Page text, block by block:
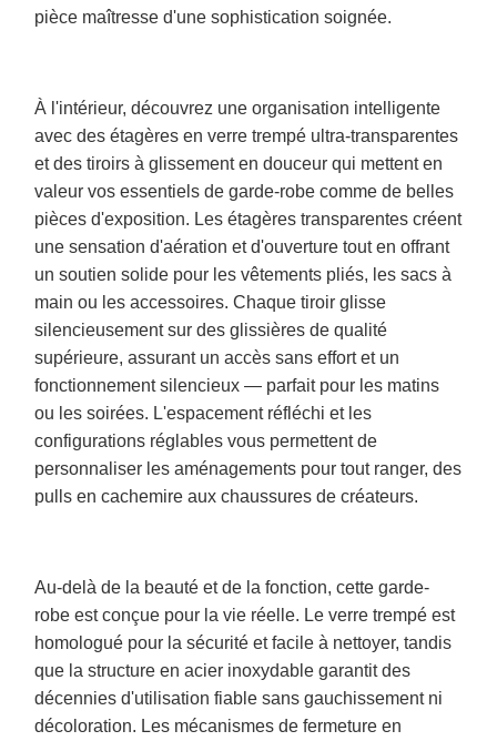
pièce maîtresse d'une sophistication soignée.
À l'intérieur, découvrez une organisation intelligente
avec des étagères en verre trempé ultra-transparentes
et des tiroirs à glissement en douceur qui mettent en
valeur vos essentiels de garde-robe comme de belles
pièces d'exposition. Les étagères transparentes créent
une sensation d'aération et d'ouverture tout en offrant
un soutien solide pour les vêtements pliés, les sacs à
main ou les accessoires. Chaque tiroir glisse
silencieusement sur des glissières de qualité
supérieure, assurant un accès sans effort et un
fonctionnement silencieux — parfait pour les matins
ou les soirées. L'espacement réfléchi et les
configurations réglables vous permettent de
personnaliser les aménagements pour tout ranger, des
pulls en cachemire aux chaussures de créateurs.
Au-delà de la beauté et de la fonction, cette garde-
robe est conçue pour la vie réelle. Le verre trempé est
homologué pour la sécurité et facile à nettoyer, tandis
que la structure en acier inoxydable garantit des
décennies d'utilisation fiable sans gauchissement ni
décoloration. Les mécanismes de fermeture en